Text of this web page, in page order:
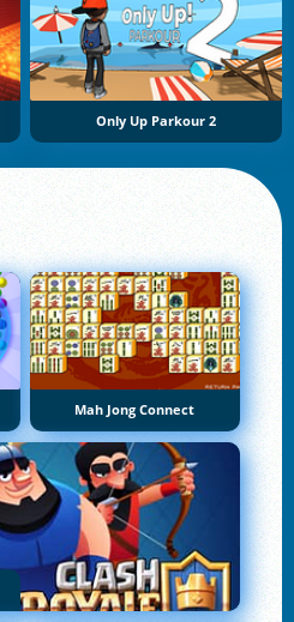
Only Up Parkour 2
Mah Jong Connect